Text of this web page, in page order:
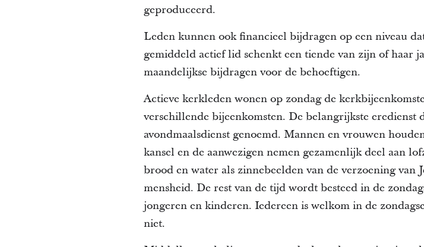
geproduceerd.
Leden kunnen ook financieel bijdragen op een niveau
gemiddeld actief lid schenkt een tiende van zijn of haar
maandelijkse bijdragen voor de behoeftigen.
Actieve kerkleden wonen op zondag de
verschillende bijeenkomsten. De belangrijkste
avondmaalsdienst genoemd. Mannen en vrouwen
kansel en de aanwezigen nemen gezamenlijk deel aan
brood en water als zinnebeelden van de verzoening van
mensheid. De rest van de tijd wordt besteed in de
jongeren en kinderen. Iedereen is welkom in de
niet.